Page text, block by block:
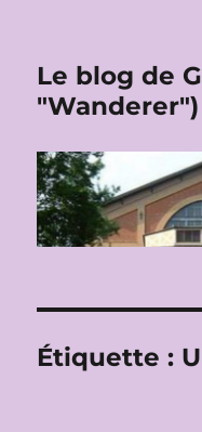
Le blog de
"Wanderer")
Étiquette :